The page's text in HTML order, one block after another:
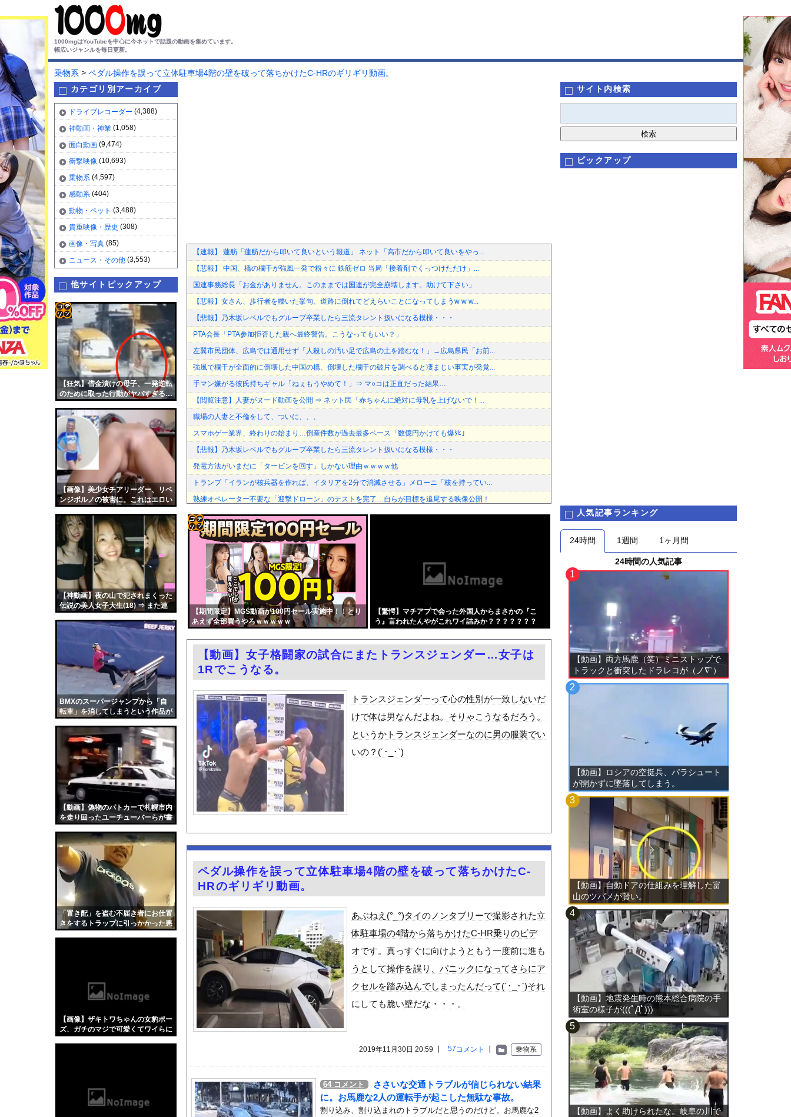
1000mgはYouTubeを中心に今ネットで話題の動画を集めています。
幅広いジャンルを毎日更新。
乗物系 > ペダル操作を誤って立体駐車場4階の壁を破って落ちかけたC-HRのギリギリ動画。
カテゴリ別アーカイブ
ドライブレコーダー (4,388)
神動画・神業 (1,058)
面白動画 (9,474)
衝撃映像 (10,693)
乗物系 (4,597)
感動系 (404)
動物・ペット (3,488)
貴重映像・歴史 (308)
画像・写真 (85)
ニュース・その他 (3,553)
他サイトピックアップ
【狂気】借金漬けの母子、一発逆転
のために取った行動がヤバすぎる…
【画像】美少女チアリーダー、リベ
ンジポルノの被害に。これはエロい
【神動画】夜の山で犯されまくった
伝説の美人女子大生(18) ⇒ また連
BMXのスーパージャンプから「自
転車」を消してしまうという作品が
【動画】偽物のパトカーで札幌市内
を走り回ったユーチューバーらが書
「置き配」を盗む不届き者にお仕置
きをするトラップに引っかかった悪
【画像】ザキトワちゃんの女豹ポー
ズ、ガチのマジで可愛くてワイらに
コテ
リン
- 固
定リ
ンク
自動
更新
ツー
【速報】 蓮舫「蓮舫だから叩いて良いという報道」 ネット「高市だから叩いて良いをやっ...
【悲報】 中国、橋の欄干が強風一発で粉々に 鉄筋ゼロ 当局「接着剤でくっつけただけ」...
国連事務総長「お金がありません。このままでは国連が完全崩壊します。助けて下さい」
【悲報】女さん、歩行者を轢いた挙句、道路に倒れてどえらいことになってしまうw w w...
【悲報】乃木坂レベルでもグループ卒業したら三流タレント扱いになる模様・・・
PTA会長「PTA参加拒否した親へ最終警告。こうなってもいい？」
左翼市民団体、広島では通用せず「人殺しの汚い足で広島の土を踏むな！」→広島県民「お前...
強風で欄干が全面的に倒壊した中国の橋、倒壊した欄干の破片を調べると凄まじい事実が発覚...
手マン嫌がる彼氏持ちギャル「ねぇもうやめて！」⇒ マ○コは正直だった結果…
【閲覧注意】人妻がヌード動画を公開 ⇒ ネット民「赤ちゃんに絶対に母乳を上げないで！...
職場の人妻と不倫をして、ついに、、、
スマホゲー業界、終わりの始まり…倒産件数が過去最多ペース「数億円かけても爆ﾀﾋ」
【悲報】乃木坂レベルでもグループ卒業したら三流タレント扱いになる模様・・・
発電方法がいまだに「タービンを回す」しかない理由ｗｗｗｗ他
トランプ「イランが核兵器を作れば、イタリアを2分で消滅させる」メローニ「核を持ってい...
熟練オペレーター不要な「迎撃ドローン」のテストを完了…自らが目標を追尾する映像公開！
強風で欄干が全面的に倒壊した中国の橋、倒壊した欄干の破片を調べると凄まじい事実が発覚...
コスプレイヤー近衛りこさんがほぼすっぽんぽんで自転車漕ぐ
【画像】思春期の娘に「キモッ」と言われたお父さん、グレる・・・
【ニュース】日本をダメにした総理大臣、ワースト１位が同点でこの人ｗｗｗｗｗｗ
エロ漫画『八尺耽溺奇談』をrawやhitomiを使わずに無料で読む方法│歯車
【画像】原爆資料館でPTSDになる子供が増加。記憶の継承が危ぶまれる事態に
【動画】東大生ｖｓ キャバ嬢 → ｗｗｗｗｗｗｗｗｗｗｗｗｗｗｗｗｗｗ
中国製自動車、不具合によりドアが勝手に開いてしまう件
井上晴美、乳首ヘアヌードや濡れ場おっぱいがエロ過ぎる！人生最後のラスト写真集、最高！...
中国人の子供が溺れ、周りに助けを乞う父親と、スマホを向けてインプレ稼ぎの見物人
フェラーリを手がけたピニンファリーナ、日本の鉄道初デザイン。南海電鉄が新たな空港特急...
お前らがメイドイン韓国で認めてるもの 「キムチ」あと3つは？
中国「大洪水！」三峡ダム「9門開放！（全力放流」中国都市「三峡沿線の道路水没」中国政...
職場の人妻と不倫をして、ついに、、、
韓国国会、サッカー前代表監督を追及「なぜ負けたのか」
日本旅行キャンセルすべきか…1万年ぶり史上最大級の火山の兆し＝韓国の反応
うちのネコが目の前にいた。私が上に物を投げるフリをする → 猫はこうなります…
【悲報】ライブハウスさん、『奴隷』すぎる求人を公開して話題に
森香澄アナ ボディコン、谷間、セクシーショット！！【GIF動画あり】
【九州名物】鶏刺し食べた医師、全身麻痺へ…「死んだほうが良かったと思っていた」
ガチの釣り初心者なんやが、始めるまでのロードマップ教えてくれ
女性インフルエンサー「20歳でアルファード一括で買えちゃう私って素敵」→画像にアレが...
レッサーパンダさん かわいい
道の駅に野菜や果物出荷してるんやけど「こういうの欲しい」とかある？
井上晴美、乳首ヘアヌードや濡れ場おっぱいがエロ過ぎる！人生最後のラスト写真集、最高！...
【画像】ネギに豚バラを巻いて焼いただけの料理、なぜかグロいｗｗｗｗｗ
天下一品とかいう定期的に行っては「こんなもんか…」ってなるラーメン屋wwwwwww
グラドル後藤まつりと至近距離でイチャイチャできる新作イメビが出たぞ！
『悪役令嬢転生おじさん』6話感想 モブ令嬢に絡まれるアンナ！
【Xの車窓から】オービスかと思ったら野生の炊飯器で草 ほか
【衝撃】「かわいい虫」ランキング、ついに発表される
【エ□漫画】 幼馴染彼女との初セッ○ス失敗…！悩む童貞男子にクラスメイトのギャルJK...
AIが自然界にないウイルスを設計、16種類で増殖を確認…米スタンフォード大！
【期間限定】MGS動画が100円セール実施中！！とり
あえず全部買うやろｗｗｗｗｗ
【驚愕】マチアプで会った外国人からまさかの『こ
う』言われたんやがこれワイ詰みか？？？？？？？
コテ
ンク
自動
更新
【動画】女子格闘家の試合にまたトランスジェンダー…女子は
1Rでこうなる。
トランスジェンダーって心の性別が一致しないだ
けで体は男なんだよね。そりゃこうなるだろう。
というかトランスジェンダーなのに男の服装でい
いの？(´･_･`)
ペダル操作を誤って立体駐車場4階の壁を破って落ちかけたC-
HRのギリギリ動画。
あぶねえ(°_°)タイのノンタブリーで撮影された立
体駐車場の4階から落ちかけたC-HR乗りのビデ
オです。真っすぐに向けようともう一度前に進も
うとして操作を誤り、パニックになってさらにア
クセルを踏み込んでしまったんだって(´･_･`)それ
にしても脆い壁だな・・・。
乗物系
57コメント
2019年11月30日 20:59 ┃
64 コメント
ささいな交通トラブルが信じられない結果
に。お馬鹿な2人の運転手が起こした無駄な事故。
割り込み、割り込まれのトラブルだと思うのだけど。お馬鹿な2
サイト内検索
ピックアップ
人気記事ランキング
24時間 1週間 1ヶ月間
24時間の人気記事
【動画】両方馬鹿（笑）ミニストップで
トラックと衝突したドラレコが（ノ∇`）
【動画】ロシアの空挺兵、パラシュート
が開かずに墜落してしまう。
【動画】自動ドアの仕組みを理解した富
山のツバメが賢い。
【動画】地震発生時の熊本総合病院の手
術室の様子が(((ﾟДﾟ)))
【動画】よく助けられたな。岐阜の川で